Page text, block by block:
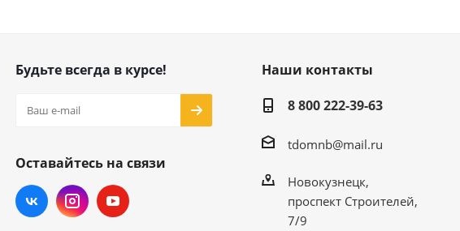
Будьте всегда в курсе!
Оставайтесь на связи
Наши контакты
8 800 222-39-63
tdomnb@mail.ru
Новокузнецк,
проспект Строителей,
7/9